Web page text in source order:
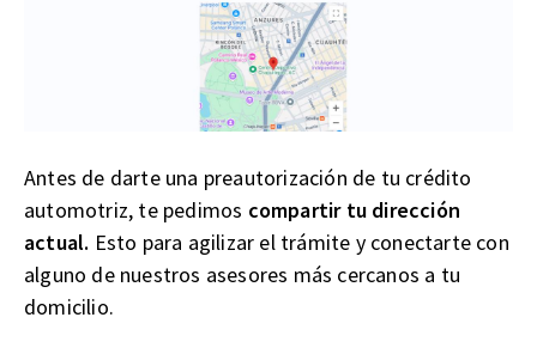
Antes de darte una preautorización de tu crédito
automotriz, te pedimos compartir tu dirección
actual. Esto para agilizar el trámite y conectarte con
alguno de nuestros asesores más cercanos a tu
domicilio.